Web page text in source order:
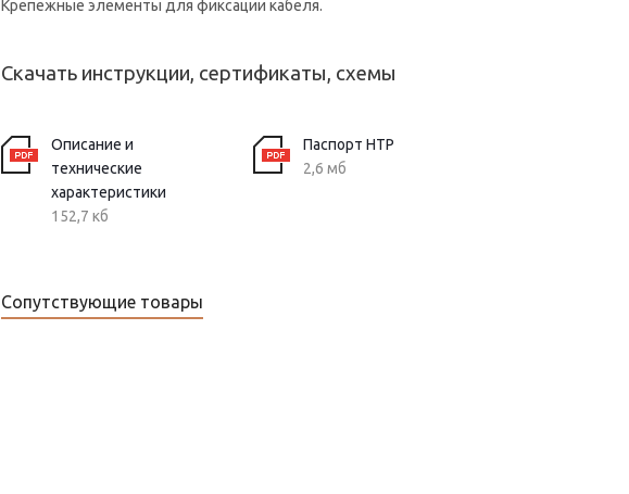
Крепежные элементы для фиксации кабеля.
Скачать инструкции, сертификаты, схемы
Описание и
технические
характеристики
152,7 кб
Паспорт НТР
2,6 мб
Сопутствующие товары